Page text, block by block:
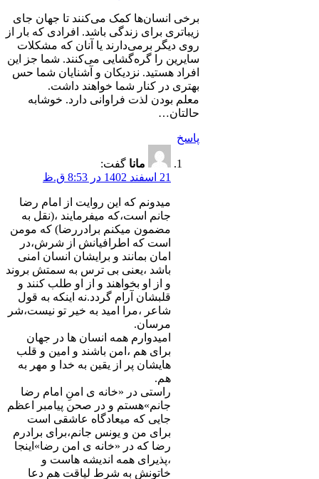
برخی انسان‌ها کمک می‌کنند تا جهان جای
زیباتری برای زندگی باشد. افرادی که بار از
روی دیگر بر‌می‌دارند یا آنان که مشکلات
سایرین را گره‌گشایی می‌کنند. شما جز این
افراد هستید. نزدیکان و آشنایان شما حس
بهتری در کنار شما خواهند داشت.
معلم بودن لذت فراوانی دارد. خوشابه
حالتان…
پاسخ
مانا گفت:
21 اسفند 1402 در 8:53 ق.ظ
میدونم که این روایت از امام رضا
جانم است،که میفرمایند ،(نقل به
مضمون میکنم برادررضا) که مومن
است که اطرافیانش از شرش،در
امان بمانند و برایشان انسان امنی
باشد ،یعنی بی ترس به سمتش بروند
و از او بخواهند و از او طلب کنند و
قلبشان آرام گردد.نه اینکه به قول
شاعر ،مرا امید به خیر تو نیست،شر
مرسان.
امیدوارم همه انسان ها در جهان
برای هم ،امن باشند و امین و قلب
هایشان پر از یقین به خدا و مهر به
هم.
راستی در «خانه ی امنِ امام رضا
جانم»هستم و در صحن پیامبر اعظم
جایی که میعادگاه عاشقی است
برای من و یونس جانم،برای برادرم
رضا که در «خانه ی امن رضا»اینجا
،پذیرای همه اندیشه هاست و
خاتونش به شرط لیاقت هم دعا